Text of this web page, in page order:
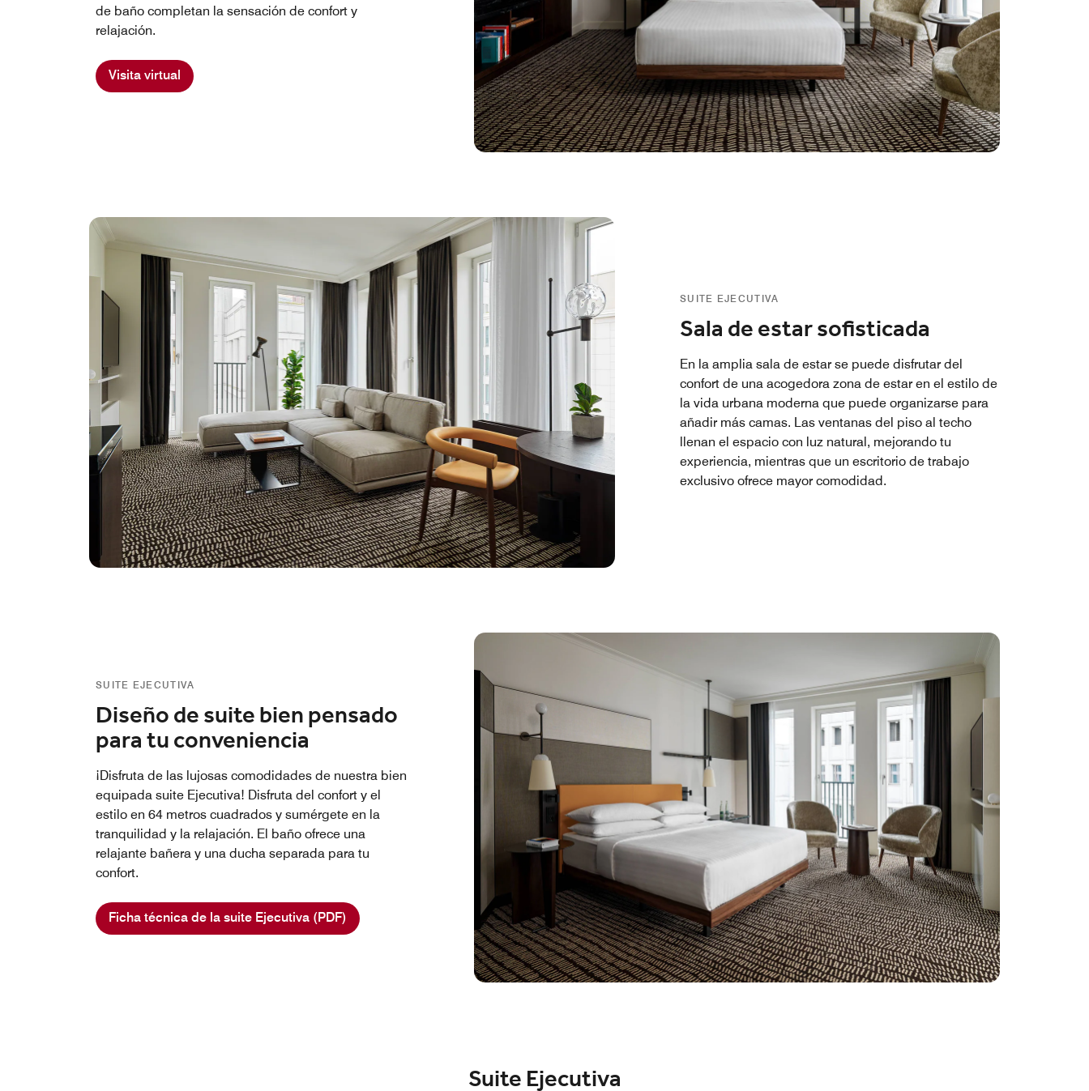
de baño completan la sensación de confort y
relajación.
Visita virtual
SUITE EJECUTIVA
Sala de estar sofisticada
En la amplia sala de estar se puede disfrutar del
confort de una acogedora zona de estar en el estilo de
la vida urbana moderna que puede organizarse para
añadir más camas. Las ventanas del piso al techo
llenan el espacio con luz natural, mejorando tu
experiencia, mientras que un escritorio de trabajo
exclusivo ofrece mayor comodidad.
SUITE EJECUTIVA
Diseño de suite bien pensado
para tu conveniencia
¡Disfruta de las lujosas comodidades de nuestra bien
equipada suite Ejecutiva! Disfruta del confort y el
estilo en 64 metros cuadrados y sumérgete en la
tranquilidad y la relajación. El baño ofrece una
relajante bañera y una ducha separada para tu
confort.
Ficha técnica de la suite Ejecutiva (PDF)
Suite Ejecutiva